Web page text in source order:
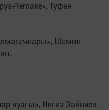
Remake», Туфан
Шамил
чуагы», Илгиз Зәйниев.